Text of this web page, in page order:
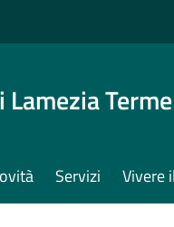
Lamezia Terme
Servizi Vivere